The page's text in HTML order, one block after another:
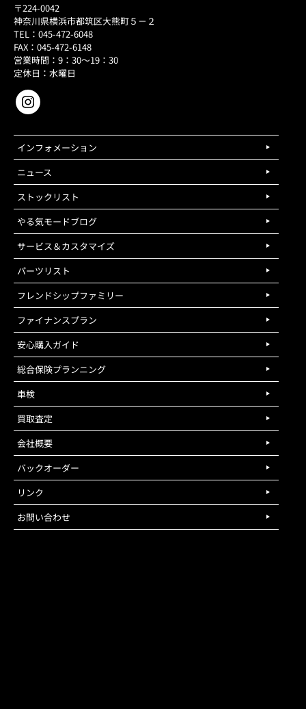
〒224-0042
神奈川県横浜市都筑区大熊町５－２
TEL：045-472-6048
FAX：045-472-6148
営業時間：9：30～19：30
定休日：水曜日
インフォメーション
ニュース
ストックリスト
やる気モードブログ
サービス＆カスタマイズ
パーツリスト
フレンドシップファミリー
ファイナンスプラン
安心購入ガイド
総合保険プランニング
車検
買取査定
会社概要
バックオーダー
リンク
お問い合わせ